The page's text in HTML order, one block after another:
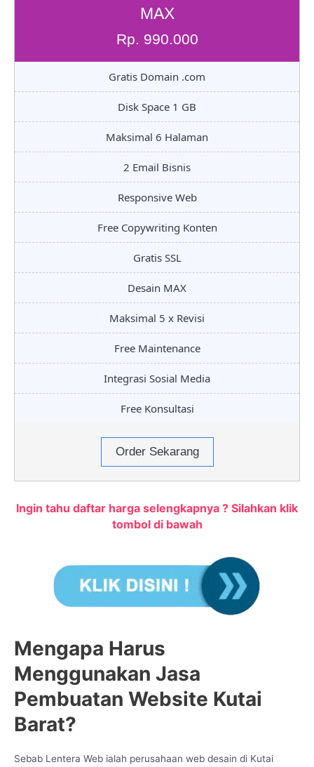
MAX
Rp. 990.000
Gratis Domain .com
Disk Space 1 GB
Maksimal 6 Halaman
2 Email Bisnis
Responsive Web
Free Copywriting Konten
Gratis SSL
Desain MAX
Maksimal 5 x Revisi
Free Maintenance
Integrasi Sosial Media
Free Konsultasi
Order Sekarang
Ingin tahu daftar harga selengkapnya ? Silahkan klik
tombol di bawah
Mengapa Harus
Menggunakan Jasa
Pembuatan Website Kutai
Barat?
Sebab Lentera Web ialah perusahaan web desain di Kutai